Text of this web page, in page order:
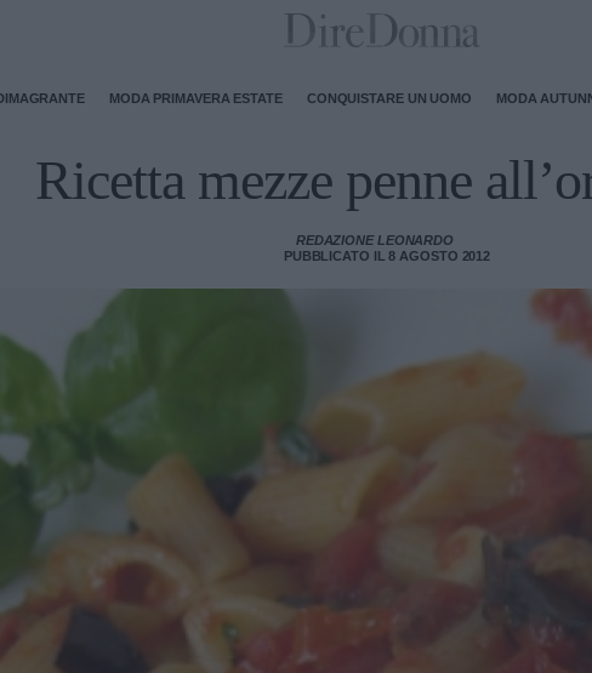
MODA PRIMAVERA ESTATE CONQUISTARE UN UOMO MODA
Ricetta mezze penne
REDAZIONE LEONARDO
PUBBLICATO IL 8 AGOSTO 2012